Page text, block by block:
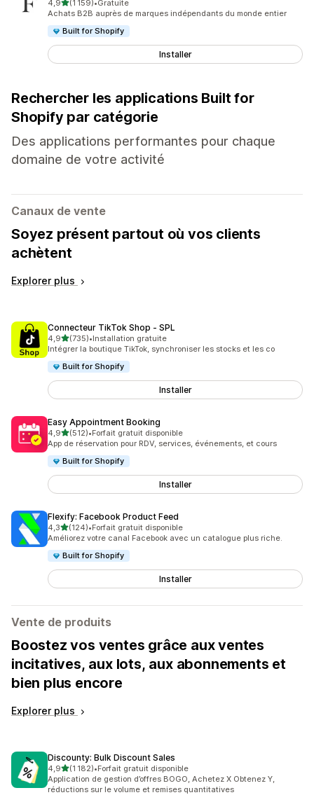
4,9étoile(s) sur 5
(1 159)
1159 avis au total
•Gratuite
Achats B2B auprès de marques indépendants du monde entier
Built for Shopify
Installer
Rechercher les applications Built for
Shopify par catégorie
Des applications performantes pour chaque
domaine de votre activité
Canaux de vente
Soyez présent partout où vos clients
achètent
Explorer plus
Connecteur TikTok Shop ‑ SPL
4,9étoile(s) sur 5
(735)
735 avis au total
•Installation gratuite
Intégrer la boutique TikTok, synchroniser les stocks et les co
Built for Shopify
Installer
Easy Appointment Booking
4,9étoile(s) sur 5
(512)
512 avis au total
•Forfait gratuit disponible
App de réservation pour RDV, services, événements, et cours
Built for Shopify
Installer
Flexify: Facebook Product Feed
4,3étoile(s) sur 5
(124)
124 avis au total
•Forfait gratuit disponible
Améliorez votre canal Facebook avec un catalogue plus riche.
Built for Shopify
Installer
Vente de produits
Boostez vos ventes grâce aux ventes
incitatives, aux lots, aux abonnements et
bien plus encore
Explorer plus
Discounty: Bulk Discount Sales
4,9étoile(s) sur 5
(1 182)
1182 avis au total
•Forfait gratuit disponible
Application de gestion d’offres BOGO, Achetez X Obtenez Y,
réductions sur le volume et remises quantitatives